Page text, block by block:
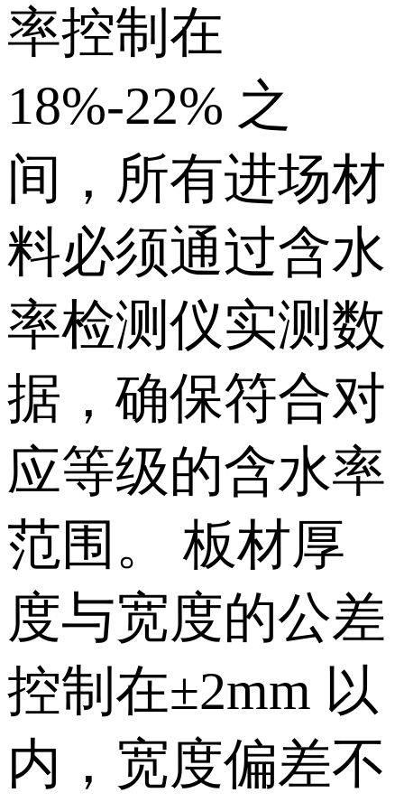
率控制在
18%-22% 之
间，所有进场材
料必须通过含水
率检测仪实测数
据，确保符合对
应等级的含水率
范围。 板材厚
度与宽度的公差
控制在±2mm 以
内，宽度偏差不